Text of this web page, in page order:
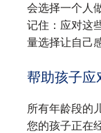
会选择一个人
记住：应对这
量选择让自己
帮助孩子应
所有年龄段的
您的孩子正在